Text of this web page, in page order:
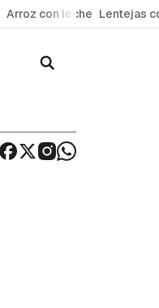
Arroz con leche Lentejas